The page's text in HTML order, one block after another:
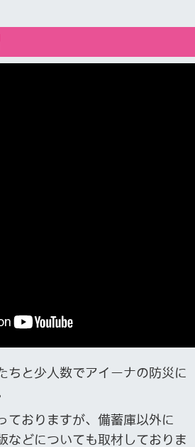
ちと少人数でアイーナの防災に
ておりますが、備蓄庫以外に
などについても取材しておりま